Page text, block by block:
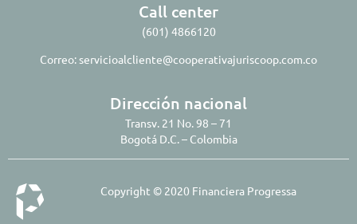
Call center
(601) 4866120
Correo:servicioalcliente@cooperativajuriscoop.com.co
Dirección nacional
Transv. 21 No. 98 – 71
Bogotá D.C. – Colombia
Copyright © 2020 Financiera Progressa